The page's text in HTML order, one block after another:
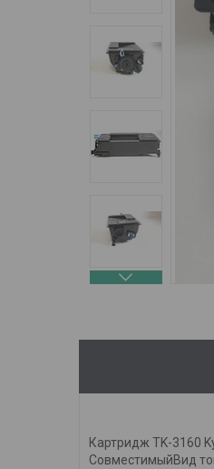
Картридж TK-3160
СовместимыйВид